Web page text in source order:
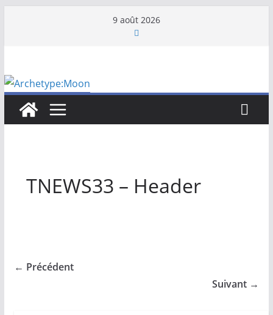
9 août 2026
TNEWS33 – Header
← Précédent
Suivant →